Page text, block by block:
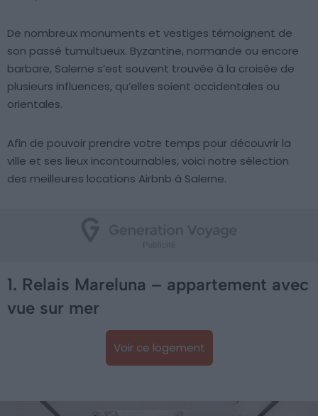
De nombreux monuments et vestiges témoignent de
son passé tumultueux. Byzantine, normande ou encore
barbare, Salerne s’est souvent trouvée à la croisée de
plusieurs influences, qu’elles soient occidentales ou
orientales.
Afin de pouvoir prendre votre temps pour découvrir la
ville et ses lieux incontournables, voici notre sélection
des meilleures locations Airbnb à Salerne.
1. Relais Mareluna – appartement avec
vue sur mer
Voir ce logement